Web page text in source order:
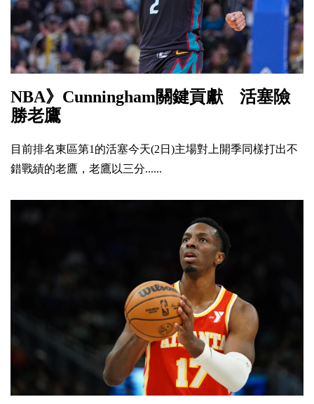
NBA》Cunningham關鍵貢獻 活塞險
勝老鷹
目前排名東區第1的活塞今天(2日)主場對上開季同樣打出不
錯戰績的老鷹，老鷹以三分......